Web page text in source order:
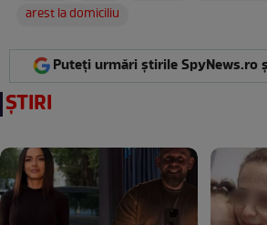
arest la domiciliu
Puteți urmări știrile SpyNews.ro
ȘTIRI